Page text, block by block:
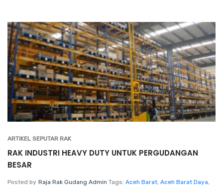
ARTIKEL SEPUTAR RAK
RAK INDUSTRI HEAVY DUTY UNTUK PERGUDANGAN
BESAR
Posted by Raja Rak Gudang Admin Tags: Aceh Barat, Aceh Barat Daya,